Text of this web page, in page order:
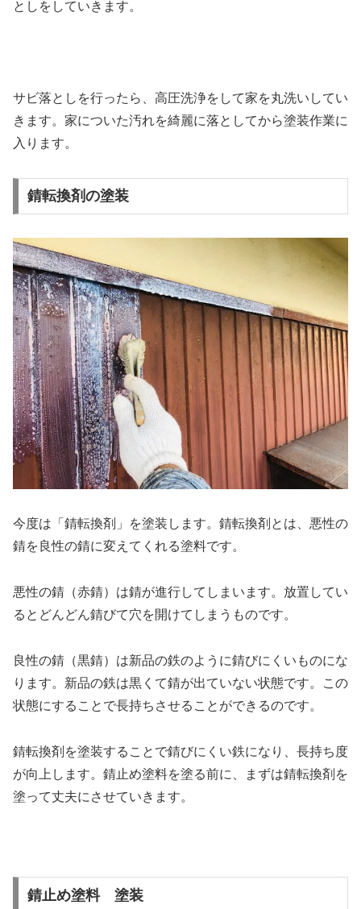
としをしていきます。
サビ落としを行ったら、高圧洗浄をして家を丸洗いしてい
きます。家についた汚れを綺麗に落としてから塗装作業に
入ります。
錆転換剤の塗装
今度は「錆転換剤」を塗装します。錆転換剤とは、悪性の
錆を良性の錆に変えてくれる塗料です。
悪性の錆（赤錆）は錆が進行してしまいます。放置してい
るとどんどん錆びて穴を開けてしまうものです。
良性の錆（黒錆）は新品の鉄のように錆びにくいものにな
ります。新品の鉄は黒くて錆が出ていない状態です。この
状態にすることで長持ちさせることができるのです。
錆転換剤を塗装することで錆びにくい鉄になり、長持ち度
が向上します。錆止め塗料を塗る前に、まずは錆転換剤を
塗って丈夫にさせていきます。
錆止め塗料 塗装